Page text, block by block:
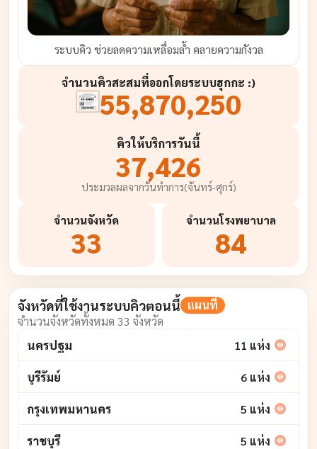
ระบบคิว ช่วยลดความเหลื่อมล้ำ คลายความกังวล
จำนวนคิวสะสมที่ออกโดยระบบฮุกกะ :)
55,870,250
คิวให้บริการวันนี้
37,426
ประมวลผลจากวันทำการ(จันทร์-ศุกร์)
จำนวนจังหวัด
33
จำนวนโรงพยาบาล
84
จังหวัดที่ใช้งานระบบคิวตอนนี้ แผนที่
จำนวนจังหวัดทั้งหมด 33 จังหวัด
นครปฐม
11 แห่ง
บุรีรัมย์ 6 แห่ง
กรุงเทพมหานคร 5 แห่ง
ราชบุรี 5 แห่ง